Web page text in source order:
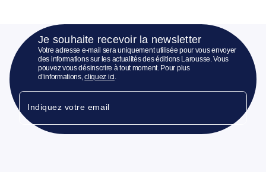
Je souhaite recevoir la newsletter
Votre adresse e-mail sera uniquement utilisée pour vous envoyer
des informations sur les actualités des éditions Larousse. Vous
pouvez vous désinscrire à tout moment. Pour plus
d’informations,cliquez ici.
Indiquez votre email